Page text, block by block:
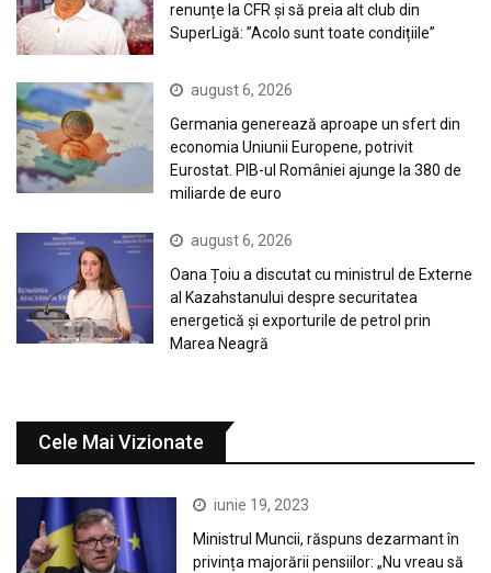
renunțe la CFR și să preia alt club din
SuperLigă: ”Acolo sunt toate condițiile”
august 6, 2026
Germania generează aproape un sfert din
economia Uniunii Europene, potrivit
Eurostat. PIB-ul României ajunge la 380 de
miliarde de euro
august 6, 2026
Oana Țoiu a discutat cu ministrul de Externe
al Kazahstanului despre securitatea
energetică și exporturile de petrol prin
Marea Neagră
Cele Mai Vizionate
iunie 19, 2023
Ministrul Muncii, răspuns dezarmant în
privința majorării pensiilor: „Nu vreau să